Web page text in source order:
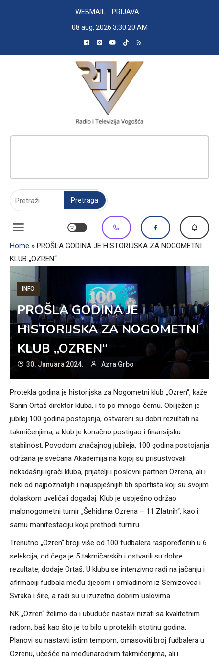
WEBMAIL
PRIJAVA
08 aug, 2026 3:30:21 AM
Home » PROŠLA GODINA JE HISTORIJSKA ZA NOGOMETNI
KLUB „OZREN“
INFO
PROŠLA GODINA JE
HISTORIJSKA ZA NOGOMETNI
KLUB „OZREN“
30. Januara 2024. Azra Grbo
Protekla godina je historijska za Nogometni klub „Ozren“, kaže
Sanin Ortaš direktor kluba, i to po mnogo čemu. Obilježen je
jubilej 100 godina postojanja, ostvareni su dobri rezultati na
takmičenjima, a klub je konačno postigao i finansijsku
stabilnost. Povodom značajnog jubileja, 100 godina postojanja
održana je svečana Akademija na kojoj su prisustvovali
nekadašnji igrači kluba, prijatelji i poslovni partneri Ozrena, ali i
neki od najpoznatijih i najuspješnijih bh sportista koji su svojim
dolaskom uveličali događaj. Klub je uspješno održao
malonogometni turnir „Šehidima Ozrena – 11 Zlatnih“, kao i
samu manifestaciju koja prethodi turniru.
Trenutno „Ozren“ broji više od 100 fudbalera raspoređenih u 6
selekcija, od čega je 5 takmičarskih i ostvarili su dobre
rezultate, dodaje Ortaš. U klubu se intenzivno radi na jačanju i
afirmaciji fudbala među djecom i omladinom iz Semizovca i
Svraka i šire, a radi su u izuzetno dobrim uslovima.
NK „Ozren“ želimo da i ubuduće nastavi nizati sa kvalitetnim
radom, baš kao što je to bilo u proteklih stotinu godina.
Planovi su nastavti istim tempom, omasoviti broj fudbalera u
Ozrenu, učešće na međunarodnim takmičenjima, ali i